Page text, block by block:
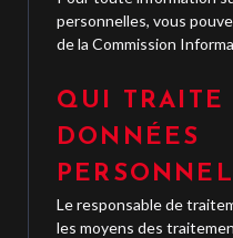
personnelles, vous
de la Commission
QUI TRAITE
DONNÉES
Le responsable de
les moyens des